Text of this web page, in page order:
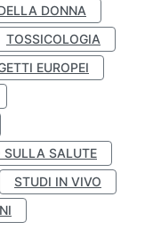
DONNA
TOSSICOLOGIA
EUROPEI
SULLA SALUTE
STUDI IN VIVO